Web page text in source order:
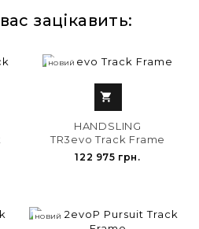
зацікавить:
НОВИЙ

HANDSLING
TR3evo Track Frame
122 975 грн.
НОВИЙ